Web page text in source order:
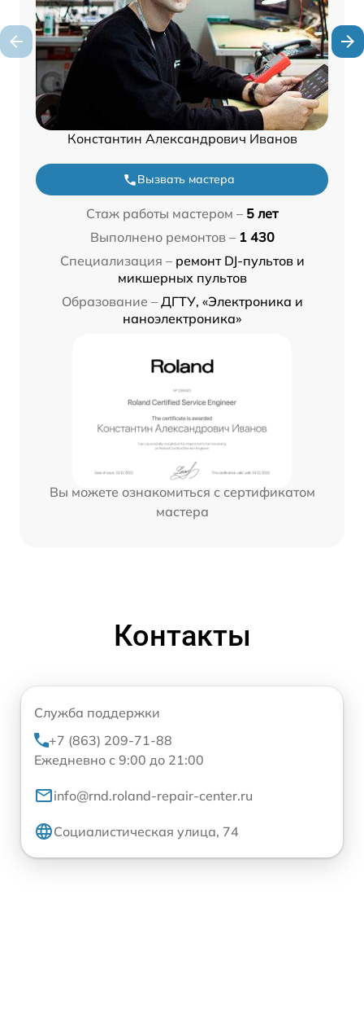
Константин Александрович Иванов
Вызвать мастера
Стаж работы мастером – 5 лет
Выполнено ремонтов – 1 430
Специализация – ремонт DJ-пультов и
микшерных пультов
Образование – ДГТУ, «Электроника и
наноэлектроника»
Вы можете ознакомиться с сертификатом
мастера
Контакты
Служба поддержки
+7 (863) 209-71-88
Ежедневно с 9:00 до 21:00
info@rnd.roland-repair-center.ru
Социалистическая улица, 74